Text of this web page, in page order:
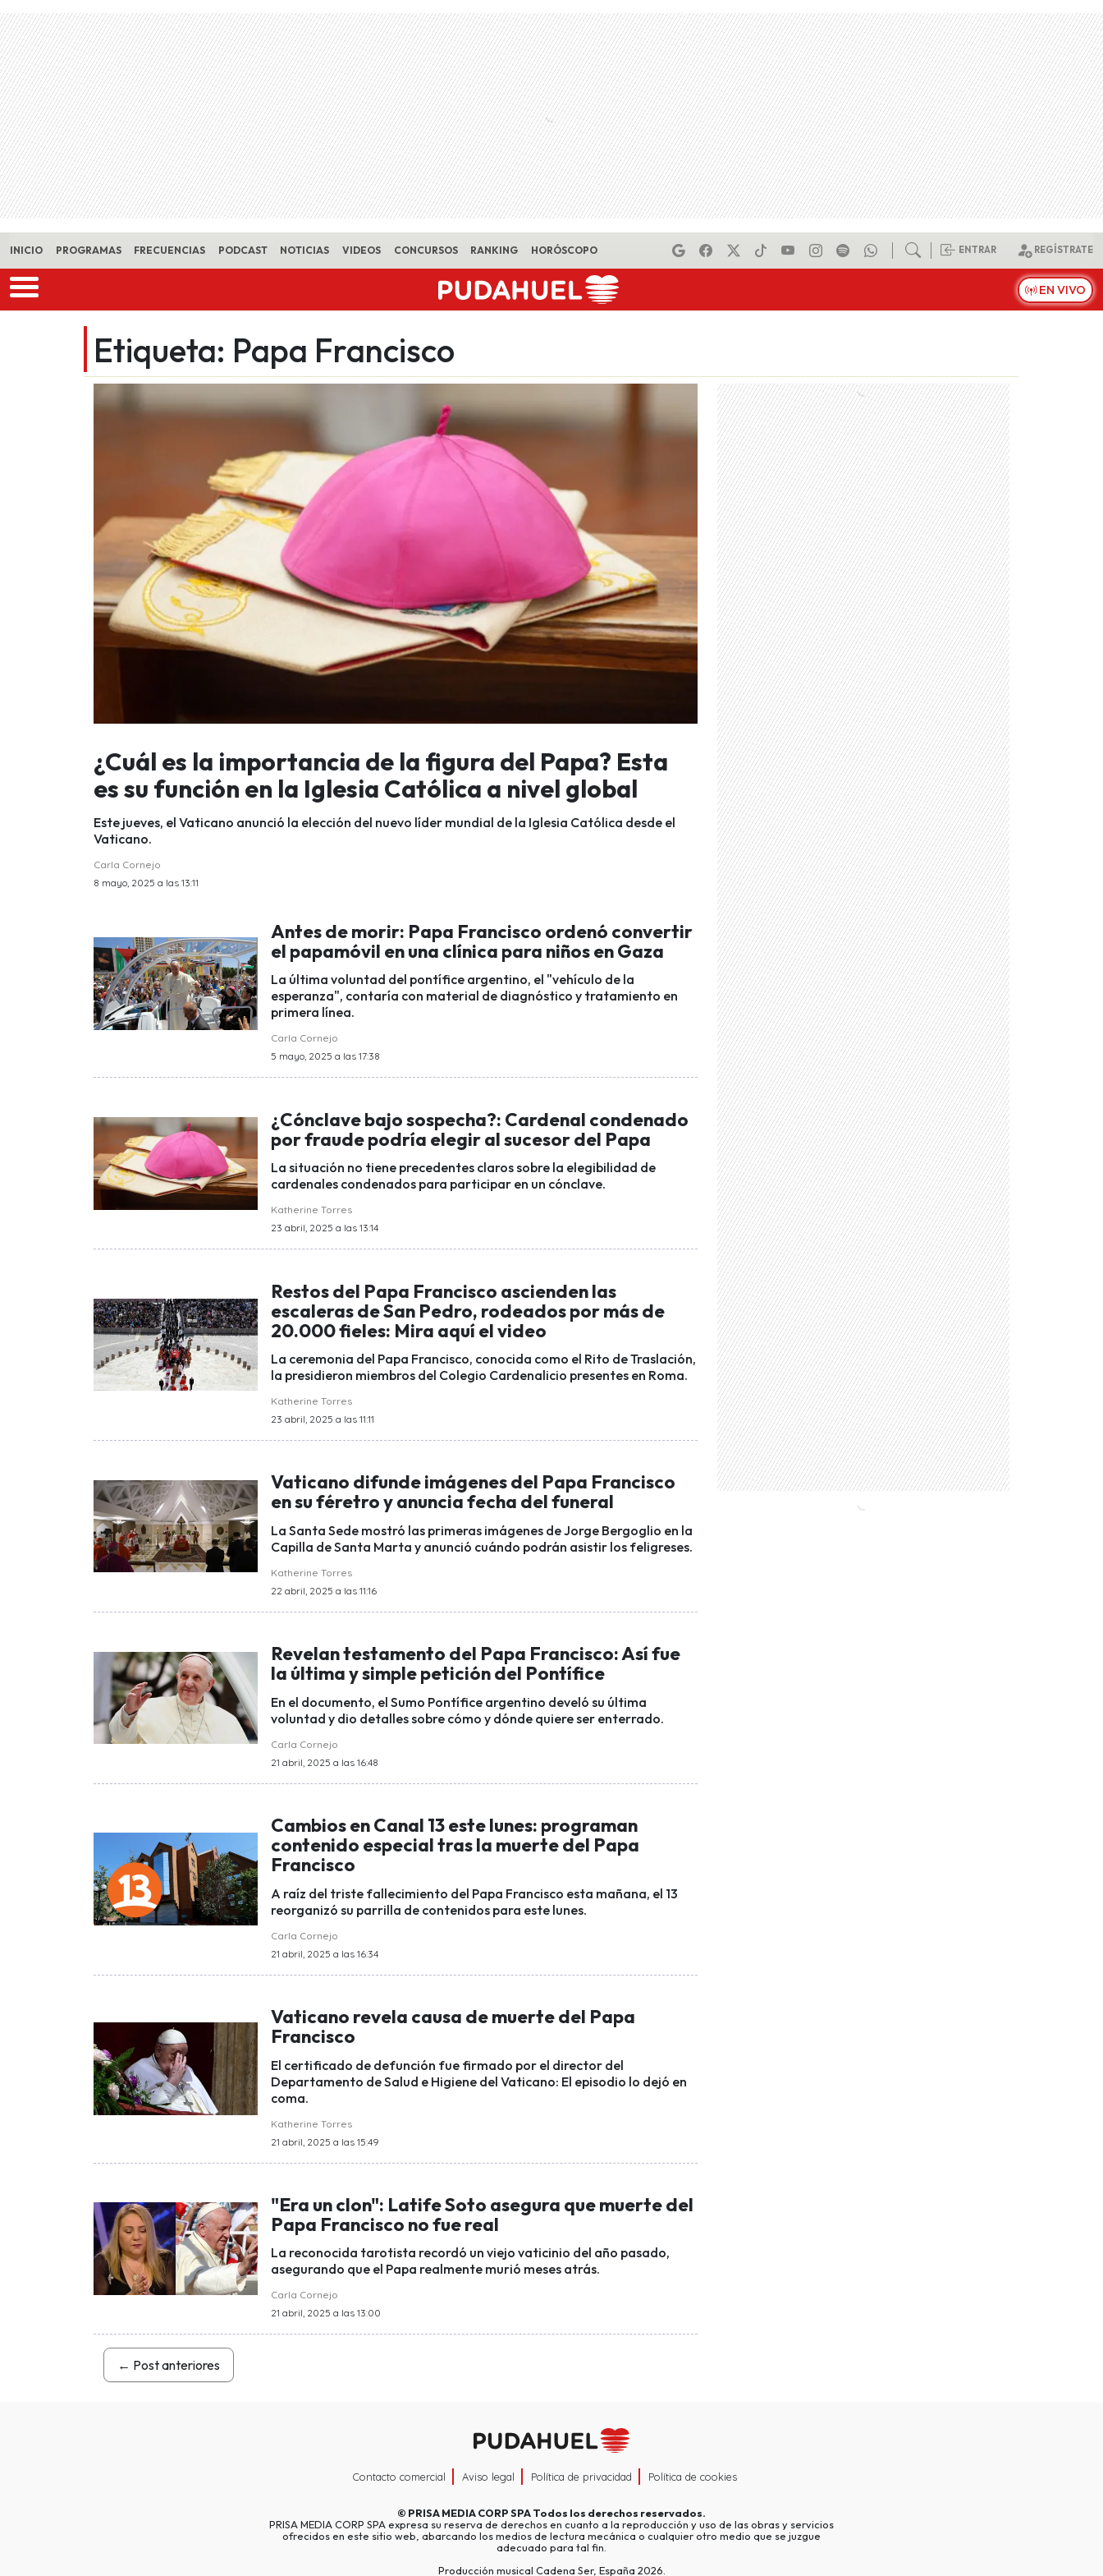
Skip to main content
INICIO PROGRAMAS FRECUENCIAS PODCAST NOTICIAS VIDEOS CONCURSOS RANKING HORÓSCOPO ENTRAR REGÍSTRATE
EN VIVO
Etiqueta: Papa Francisco
¿Cuál es la importancia de la figura del Papa? Esta
es su función en la Iglesia Católica a nivel global
Este jueves, el Vaticano anunció la elección del nuevo líder mundial de la Iglesia Católica desde el
Vaticano.
Carla Cornejo
8 mayo, 2025 a las 13:11
Antes de morir: Papa Francisco ordenó convertir
el papamóvil en una clínica para niños en Gaza
La última voluntad del pontífice argentino, el "vehículo de la
esperanza", contaría con material de diagnóstico y tratamiento en
primera línea.
Carla Cornejo
5 mayo, 2025 a las 17:38
¿Cónclave bajo sospecha?: Cardenal condenado
por fraude podría elegir al sucesor del Papa
La situación no tiene precedentes claros sobre la elegibilidad de
cardenales condenados para participar en un cónclave.
Katherine Torres
23 abril, 2025 a las 13:14
Restos del Papa Francisco ascienden las
escaleras de San Pedro, rodeados por más de
20.000 fieles: Mira aquí el video
La ceremonia del Papa Francisco, conocida como el Rito de Traslación,
la presidieron miembros del Colegio Cardenalicio presentes en Roma.
Katherine Torres
23 abril, 2025 a las 11:11
Vaticano difunde imágenes del Papa Francisco
en su féretro y anuncia fecha del funeral
La Santa Sede mostró las primeras imágenes de Jorge Bergoglio en la
Capilla de Santa Marta y anunció cuándo podrán asistir los feligreses.
Katherine Torres
22 abril, 2025 a las 11:16
Revelan testamento del Papa Francisco: Así fue
la última y simple petición del Pontífice
En el documento, el Sumo Pontífice argentino develó su última
voluntad y dio detalles sobre cómo y dónde quiere ser enterrado.
Carla Cornejo
21 abril, 2025 a las 16:48
Cambios en Canal 13 este lunes: programan
contenido especial tras la muerte del Papa
Francisco
A raíz del triste fallecimiento del Papa Francisco esta mañana, el 13
reorganizó su parrilla de contenidos para este lunes.
Carla Cornejo
21 abril, 2025 a las 16:34
Vaticano revela causa de muerte del Papa
Francisco
El certificado de defunción fue firmado por el director del
Departamento de Salud e Higiene del Vaticano: El episodio lo dejó en
coma.
Katherine Torres
21 abril, 2025 a las 15:49
"Era un clon": Latife Soto asegura que muerte del
Papa Francisco no fue real
La reconocida tarotista recordó un viejo vaticinio del año pasado,
asegurando que el Papa realmente murió meses atrás.
Carla Cornejo
21 abril, 2025 a las 13:00
← Post anteriores
Contacto comercial Aviso legal Política de privacidad Política de cookies
© PRISA MEDIA CORP SPATodos los derechos reservados.
PRISA MEDIA CORP SPA expresa su reserva de derechos en cuanto a la reproducción y uso de las obras y servicios
ofrecidos en este sitio web, abarcando los medios de lectura mecánica o cualquier otro medio que se juzgue
adecuado para tal fin.
Producción musical Cadena Ser, España 2026.